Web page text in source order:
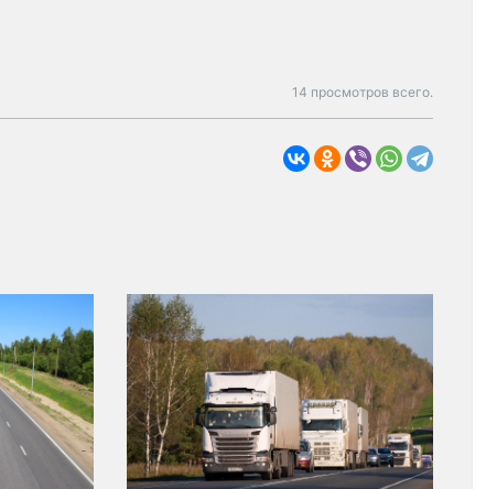
14 просмотров всего.